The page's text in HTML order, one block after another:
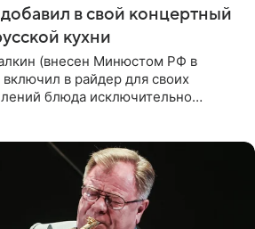
в свой концертный
кухни
(внесен Минюстом РФ в
включил в райдер для своих
блюда исключительно